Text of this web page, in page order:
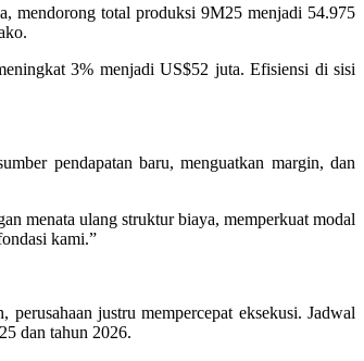
mendorong total produksi 9M25 menjadi 54.975
3% menjadi US$52 juta. Efisiensi di sisi
pendapatan baru, menguatkan margin, dan
menata ulang struktur biaya, memperkuat modal
kami.”
justru mempercepat eksekusi. Jadwal
dan tahun 2026.